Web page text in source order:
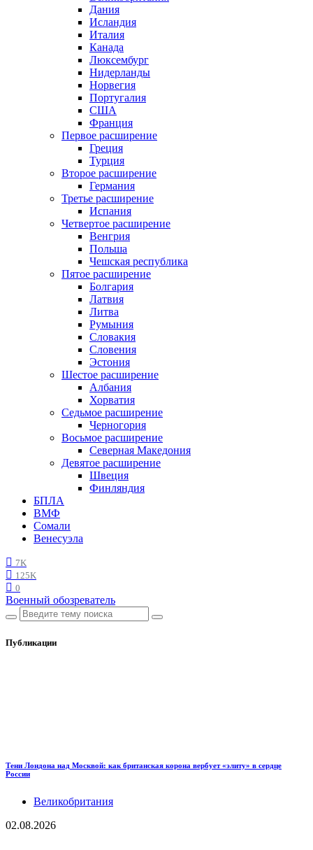
Дания
Исландия
Италия
Канада
Люксембург
Нидерланды
Норвегия
Португалия
США
Франция
Первое расширение
Греция
Турция
Второе расширение
Германия
Третье расширение
Испания
Четвертое расширение
Венгрия
Польша
Чешская республика
Пятое расширение
Болгария
Латвия
Литва
Румыния
Словакия
Словения
Эстония
Шестое расширение
Албания
Хорватия
Седьмое расширение
Черногория
Восьмое расширение
Северная Македония
Девятое расширение
Швеция
Финляндия
БПЛА
ВМФ
Сомали
Венесуэла
7K
125K
0
Военный обозреватель
Публикации
Тени Лондона над Москвой: как британская корона вербует «элиту» в сердце
России
Великобритания
02.08.2026